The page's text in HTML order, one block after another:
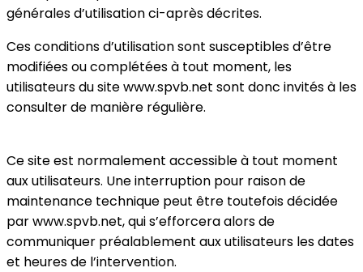
générales d’utilisation ci-après décrites.
Ces conditions d’utilisation sont susceptibles d’être
modifiées ou complétées à tout moment, les
utilisateurs du site www.spvb.net sont donc invités à les
consulter de manière régulière.
Ce site est normalement accessible à tout moment
aux utilisateurs. Une interruption pour raison de
maintenance technique peut être toutefois décidée
par www.spvb.net, qui s’efforcera alors de
communiquer préalablement aux utilisateurs les dates
et heures de l’intervention.